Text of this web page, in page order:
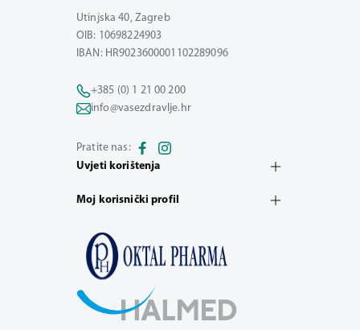
Utinjska 40, Zagreb
OIB: 10698224903
IBAN: HR9023600001102289096
+385 (0) 1 21 00 200
info@vasezdravlje.hr
Pratite nas:
Uvjeti korištenja
Moj korisnički profil